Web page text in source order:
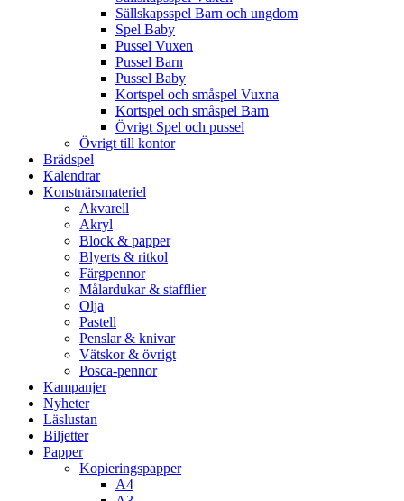
Sällskapsspel Barn och ungdom
Spel Baby
Pussel Vuxen
Pussel Barn
Pussel Baby
Kortspel och småspel Vuxna
Kortspel och småspel Barn
Övrigt Spel och pussel
Övrigt till kontor
Brädspel
Kalendrar
Konstnärsmateriel
Akvarell
Akryl
Block & papper
Blyerts & ritkol
Färgpennor
Målardukar & stafflier
Olja
Pastell
Penslar & knivar
Vätskor & övrigt
Posca-pennor
Kampanjer
Nyheter
Läslustan
Biljetter
Papper
Kopieringspapper
A4